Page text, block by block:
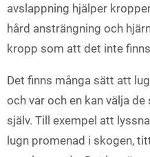
avslappning hjälper
hård ansträngning och
kropp som att det inte
Det finns många sätt att
och var och en kan välja
själv. Till exempel att
lugn promenad i skogen,